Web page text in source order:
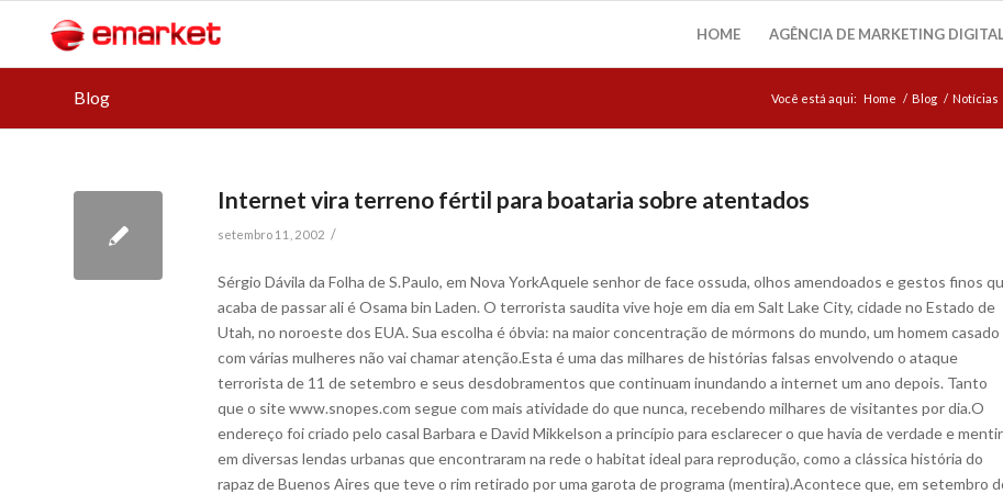
HOME AGÊNCIA DE MARKETING
Blog Você está aqui: Home / Blog / Notícias
Internet vira terreno fértil para boataria sobre atentados
setembro 11, 2002 /
Sérgio Dávila da Folha de S.Paulo, em Nova YorkAquele senhor de face ossuda, olhos amendoados e gestos finos
acaba de passar ali é Osama bin Laden. O terrorista saudita vive hoje em dia em Salt Lake City, cidade no Estado de
Utah, no noroeste dos EUA. Sua escolha é óbvia: na maior concentração de mórmons do mundo, um homem casado
com várias mulheres não vai chamar atenção.Esta é uma das milhares de histórias falsas envolvendo o ataque
terrorista de 11 de setembro e seus desdobramentos que continuam inundando a internet um ano depois. Tanto
que o site www.snopes.com segue com mais atividade do que nunca, recebendo milhares de visitantes por dia.O
endereço foi criado pelo casal Barbara e David Mikkelson a princípio para esclarecer o que havia de verdade e
em diversas lendas urbanas que encontraram na rede o habitat ideal para reprodução, como a clássica história do
rapaz de Buenos Aires que teve o rim retirado por uma garota de programa (mentira).Acontece que, em setembro